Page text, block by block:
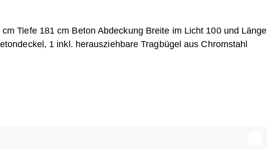
Tiefe 181 cm Beton Abdeckung Breite im Licht 100 und Länge
1 inkl. herausziehbare Tragbügel aus Chromstahl